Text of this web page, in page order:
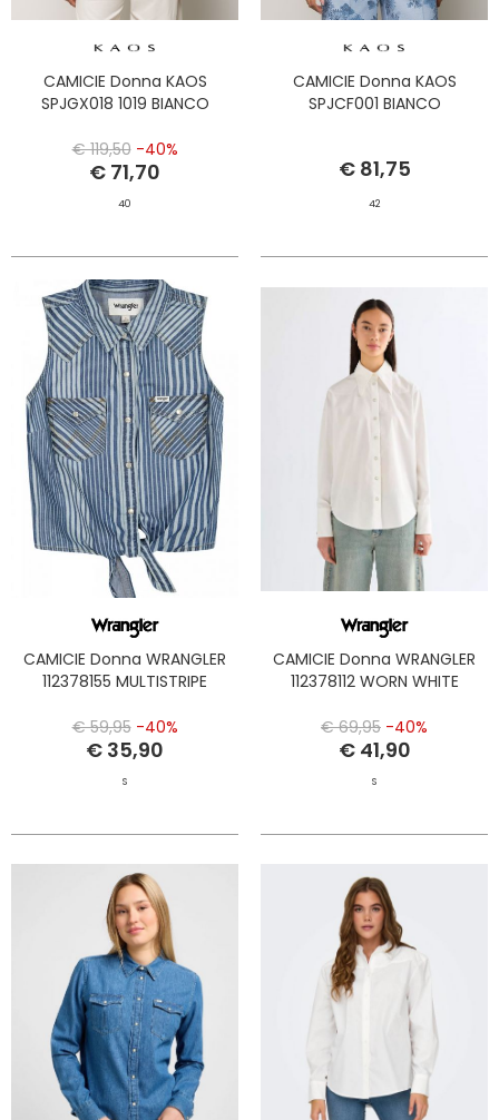
CAMICIE Donna KAOS
SPJGX018 1019 BIANCO
€ 119,50 -40%
€ 71,70
40
CAMICIE Donna KAOS
SPJCF001 BIANCO
€ 81,75
42
CAMICIE Donna WRANGLER
112378155 MULTISTRIPE
€ 59,95 -40%
€ 35,90
S
CAMICIE Donna WRANGLER
112378112 WORN WHITE
€ 69,95 -40%
€ 41,90
S